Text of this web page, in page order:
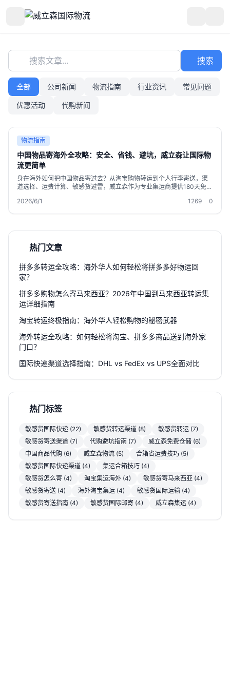
搜索文章... 搜索
全部 公司新闻 物流指南 行业资讯 常见问题
优惠活动 代购新闻
物流指南
中国物品寄海外全攻略：安全、省钱、避坑，威立森让国际物
流更简单
身在海外如何把中国物品寄过去？从淘宝购物转运到个人行李寄送，渠
道选择、运费计算、敏感货避雷，威立森作为专业集运商提供180天免费
2026/6/1
1269 0
热门文章
拼多多转运全攻略：海外华人如何轻松将拼多多好物运回
家？
拼多多购物怎么寄马来西亚？2026年中国到马来西亚转运集
运详细指南
淘宝转运终极指南：海外华人轻松购物的秘密武器
海外转运全攻略：如何轻松将淘宝、拼多多商品送到海外家
门口？
国际快递渠道选择指南：DHL vs FedEx vs UPS全面对比
热门标签
敏感货国际快递 (22) 敏感货转运渠道 (8)
敏感货转运 (7)
敏感货寄送渠道 (7)
代购避坑指南 (7)
威立森免费仓储 (6)
中国商品代购 (6)
威立森物流 (5)
合箱省运费技巧 (5)
敏感货国际快递渠道 (4)
集运合箱技巧 (4)
敏感货怎么寄 (4)
淘宝集运海外 (4)
敏感货寄马来西亚 (4)
敏感货寄送 (4)
海外淘宝集运 (4)
敏感货国际运输 (4)
敏感货寄送指南 (4)
敏感货国际邮寄 (4) 威立森集运 (4)